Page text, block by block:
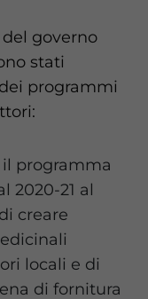
governo
stati
programmi
il programma
2020-21 al
creare
locali e di
di fornitura